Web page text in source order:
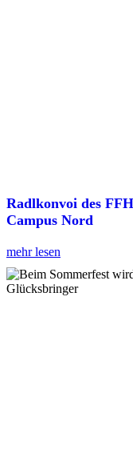
Radlkonvoi des
Campus Nord
mehr lesen